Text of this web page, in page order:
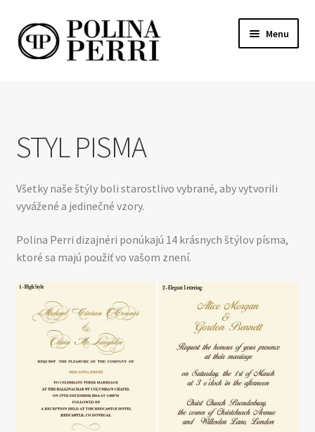
Preskočiť
na
navigáciu
Preskočiť
na
obsah
Menu
STYL PISMA
Všetky naše štýly boli starostlivo vybrané, aby vytvorili
vyvážené a jedinečné vzory.
Polina Perri dizajnéri ponúkajú 14 krásnych štýlov písma,
ktoré sa majú použiť vo vašom znení.